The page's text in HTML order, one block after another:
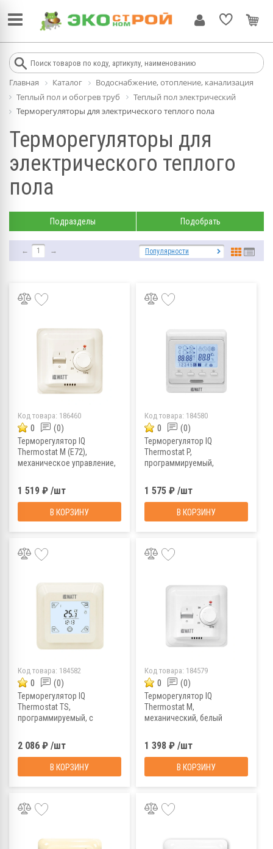
Главная Каталог
Водоснабжение, отопление, канализация
Теплый пол и обогрев труб
Теплый пол электрический
Терморегуляторы для электрического теплого пола
Терморегуляторы для
электрического теплого
пола
Подразделы Подобрать
← 1 → Популярности
Код товара: 186460
0 (0)
Терморегулятор IQ
Thermostat M (E72),
механическое управление,
1 519 ₽ /шт
В КОРЗИНУ
Код товара: 184580
0 (0)
Терморегулятор IQ
Thermostat P,
программируемый,
кость
1 575 ₽ /шт
В КОРЗИНУ
Код товара: 184582
0 (0)
Терморегулятор IQ
Thermostat TS,
программируемый, с
слоновая кость
2 086 ₽ /шт
В КОРЗИНУ
Код товара: 184579
0 (0)
Терморегулятор IQ
Thermostat M,
механический, белый
1 398 ₽ /шт
В КОРЗИНУ